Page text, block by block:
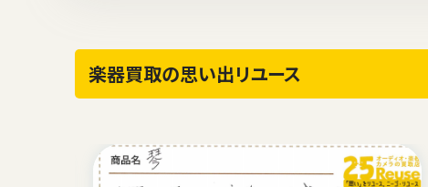
楽器買取の思い出リユース